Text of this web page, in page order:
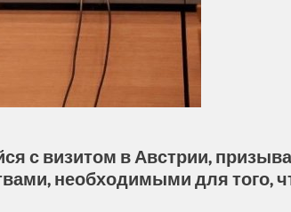
с визитом в Австрии,
необходимыми для того,